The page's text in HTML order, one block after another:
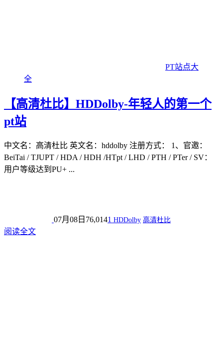
PT站点大
全
【高清杜比】HDDolby-年轻人的第一个
pt站
中文名：高清杜比 英文名：hddolby 注册方式： 1、官邀：
BeiTai / TJUPT / HDA / HDH /HTpt / LHD / PTH / PTer / SV：
用户等级达到PU+ ...
07月08日 76,0141 HDDolby 高清杜比
阅读全文